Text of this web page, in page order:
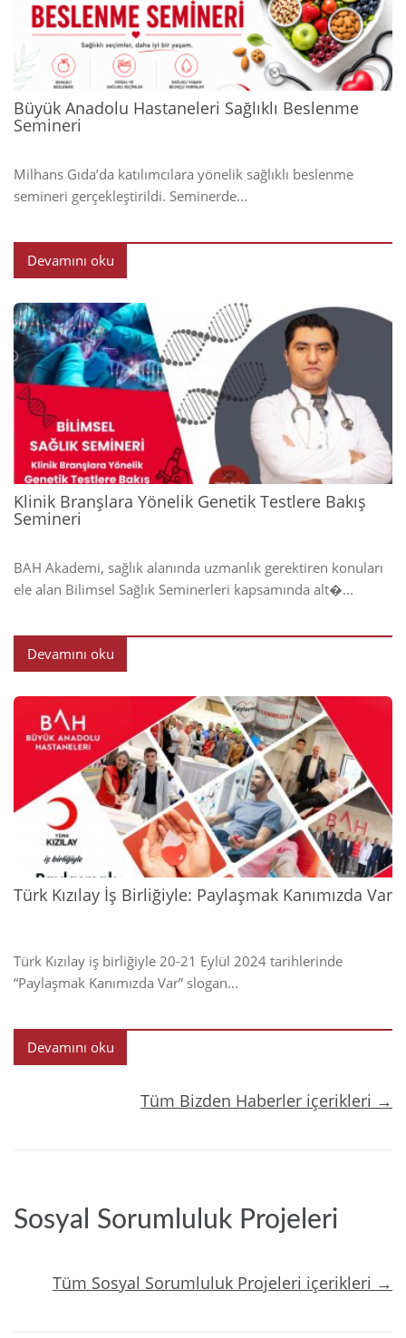
2024
Büyük Anadolu Hastaneleri Sağlıklı Beslenme
Semineri
Milhans Gıda’da katılımcılara yönelik sağlıklı beslenme
semineri gerçekleştirildi. Seminerde...
Devamını oku
Klinik Branşlara Yönelik Genetik Testlere Bakış
Semineri
BAH Akademi, sağlık alanında uzmanlık gerektiren konuları
ele alan Bilimsel Sağlık Seminerleri kapsamında alt�...
Devamını oku
2024
Türk Kızılay İş Birliğiyle: Paylaşmak Kanımızda Var
Türk Kızılay iş birliğiyle 20-21 Eylül 2024 tarihlerinde
“Paylaşmak Kanımızda Var” slogan...
Devamını oku
Tüm Bizden Haberler içerikleri →
Sosyal Sorumluluk Projeleri
Tüm Sosyal Sorumluluk Projeleri içerikleri →